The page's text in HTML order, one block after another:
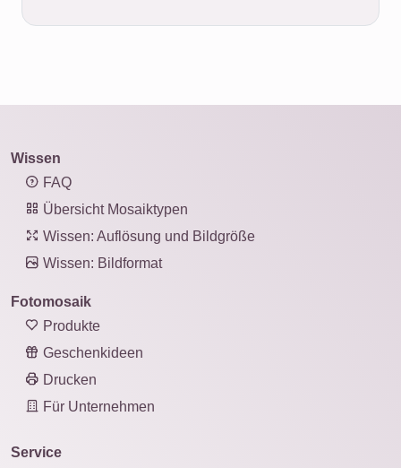
Wissen
FAQ
Übersicht Mosaiktypen
Wissen: Auflösung und Bildgröße
Wissen: Bildformat
Fotomosaik
Produkte
Geschenkideen
Drucken
Für Unternehmen
Service